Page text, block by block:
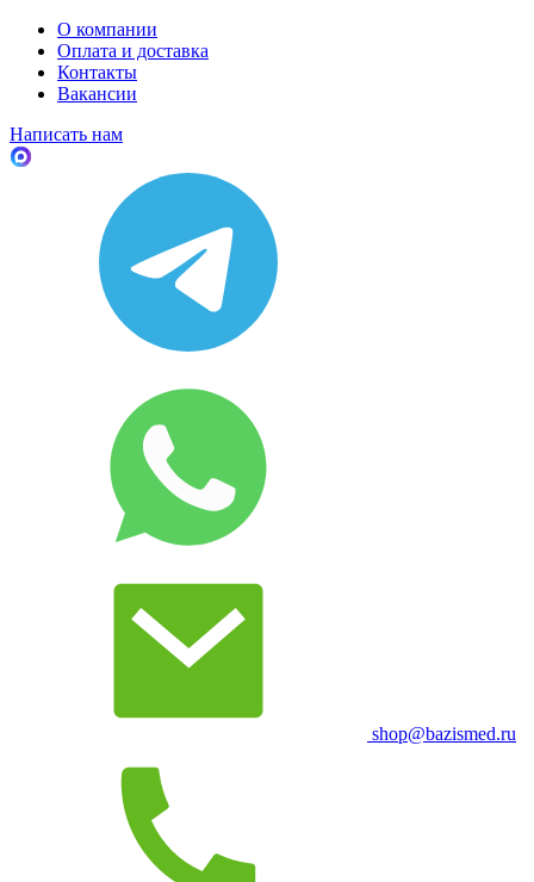
О компании
Оплата и доставка
Контакты
Вакансии
Написать нам
shop@bazismed.ru